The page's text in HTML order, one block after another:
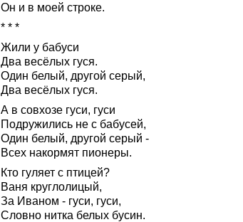
Он и в моей строке.
* * *
Жили у бабуси
Два весёлых гуся.
Один белый, другой серый,
Два весёлых гуся.
А в совхозе гуси, гуси
Подружились не с бабусей,
Один белый, другой серый -
Всех накормят пионеры.
Кто гуляет с птицей?
Ваня круглолицый,
За Иваном - гуси, гуси,
Словно нитка белых бусин.